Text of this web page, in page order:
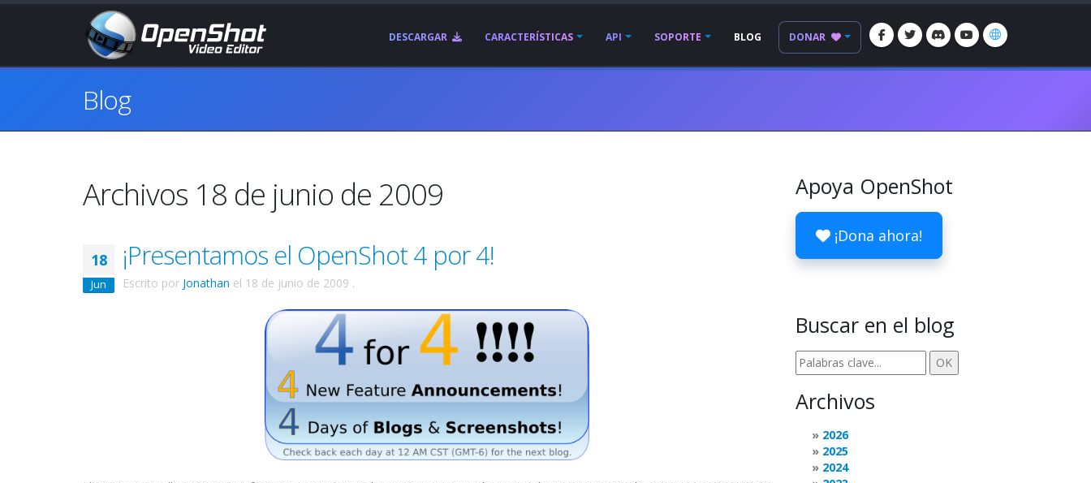
DESCARGAR CARACTERÍSTICAS API SOPORTE BLOG DONAR
Blog
Archivos 18 de junio de 2009
18
Jun
¡Presentamos el OpenShot 4 por 4!
Escrito por Jonathan el 18 de junio de 2009 .
Apoya OpenShot
¡Dona ahora!
Buscar en el blog
Archivos
2026
2025
2024